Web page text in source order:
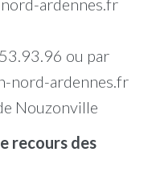
ardennes.fr
ou par
nord-ardennes.fr
Nouzonville
recours des